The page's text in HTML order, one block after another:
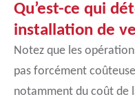
Qu’est-ce qui
installation de
Notez que les
pas forcément
notamment du coût de